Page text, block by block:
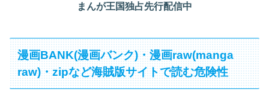
まんが王国独占先行配信中
漫画BANK(漫画バンク)・漫画raw(manga
raw)・zipなど海賊版サイトで読む危険性